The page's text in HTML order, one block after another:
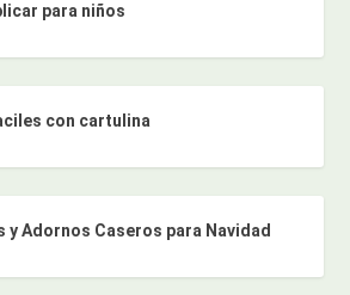
para niños
con cartulina
y Adornos Caseros para Navidad